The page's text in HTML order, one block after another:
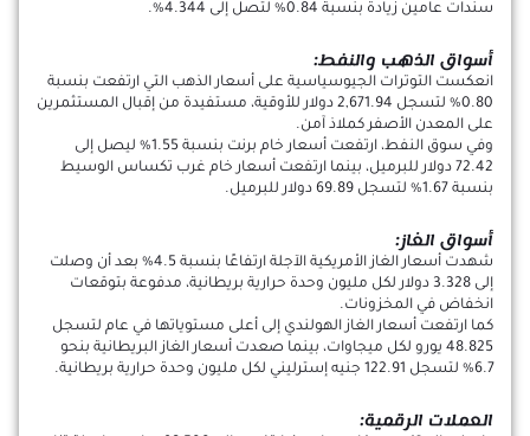
سندات عامين زيادة بنسبة 0.84% لتصل إلى 4.344%.
أسواق الذهب والنفط:
انعكست التوترات الجيوسياسية على أسعار الذهب التي ارتفعت بنسبة
0.80% لتسجل 2,671.94 دولار للأوقية، مستفيدة من إقبال المستثمرين
على المعدن الأصفر كملاذ آمن.
وفي سوق النفط، ارتفعت أسعار خام برنت بنسبة 1.55% ليصل إلى
72.42 دولار للبرميل، بينما ارتفعت أسعار خام غرب تكساس الوسيط
بنسبة 1.67% لتسجل 69.89 دولار للبرميل.
أسواق الغاز:
شهدت أسعار الغاز الأمريكية الآجلة ارتفاعًا بنسبة 4.5% بعد أن وصلت
إلى 3.328 دولار لكل مليون وحدة حرارية بريطانية، مدفوعة بتوقعات
انخفاض في المخزونات.
كما ارتفعت أسعار الغاز الهولندي إلى أعلى مستوياتها في عام لتسجل
48.825 يورو لكل ميجاوات، بينما صعدت أسعار الغاز البريطانية بنحو
6.7% لتسجل 122.91 جنيه إسترليني لكل مليون وحدة حرارية بريطانية.
العملات الرقمية: